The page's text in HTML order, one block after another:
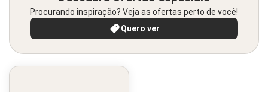
Procurando inspiração? Veja as ofertas perto de você!
Quero ver